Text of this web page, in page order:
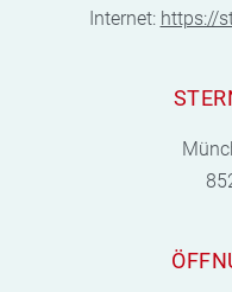
Internet: https://